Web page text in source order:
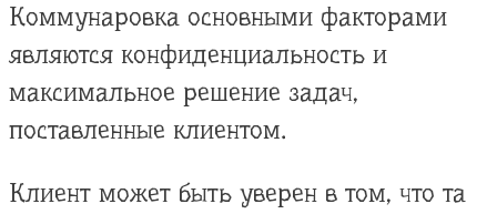
Коммунаровка основными факторами
являются конфиденциальность и
максимальное решение задач,
поставленные клиентом.
Клиент может быть уверен в том, что та